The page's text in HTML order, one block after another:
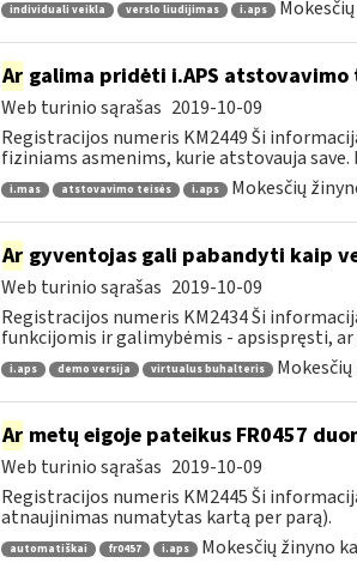
individuali veikla verslo liudijimas i.aps
Argalima pridėti i.APS
Web turinio sąrašas 2019-10-09
Registracijos numeris KM2449 Ši
fiziniams asmenims, kurie atstovauja
i.mas atstovavimo teisės i.aps Mokesčių
Argyventojas gali pabandyti kaip
Web turinio sąrašas 2019-10-09
Registracijos numeris KM2434 Ši
funkcijomis ir galimybėmis - apsispręsti, ar
i.aps demo versija virtualus buhalteris
Armetų eigoje pateikus FR0457
Web turinio sąrašas 2019-10-09
Registracijos numeris KM2445 Ši
atnaujinimas numatytas kartą per parą).
automatiškai fr0457 i.aps Mokesčių žinyno